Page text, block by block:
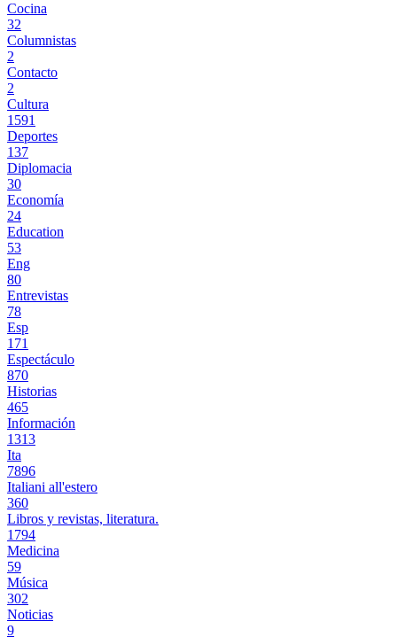
Cocina
32
Columnistas
2
Contacto
2
Cultura
1591
Deportes
137
Diplomacia
30
Economía
24
Education
53
Eng
80
Entrevistas
78
Esp
171
Espectáculo
870
Historias
465
Información
1313
Ita
7896
Italiani all'estero
360
Libros y revistas, literatura.
1794
Medicina
59
Música
302
Noticias
9